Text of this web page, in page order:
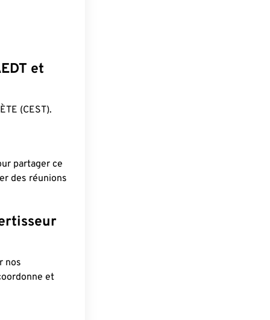
et
(CEST).
partager ce
des réunions
nos
et